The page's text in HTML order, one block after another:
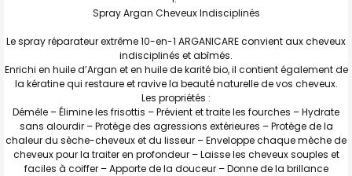
J'AJOUTE
LA
SÉLECTION
AU PANIER
Spray Argan Cheveux Indisciplinés
Le spray réparateur extrême 10-en-1 ARGANICARE convient aux cheveux
indisciplinés et abîmés.
Enrichi en huile d’Argan et en huile de karité bio, il contient également de
la kératine qui restaure et ravive la beauté naturelle de vos cheveux.
Les propriétés :
Démêle – Élimine les frisottis – Prévient et traite les fourches – Hydrate
sans alourdir – Protège des agressions extérieures – Protège de la
chaleur du sèche-cheveux et du lisseur – Enveloppe chaque mèche de
cheveux pour la traiter en profondeur – Laisse les cheveux souples et
faciles à coiffer – Apporte de la douceur – Donne de la brillance